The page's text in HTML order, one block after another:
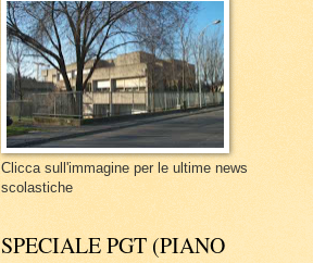
Clicca sull'immagine per le ultime news
scolastiche
SPECIALE PGT (PIANO